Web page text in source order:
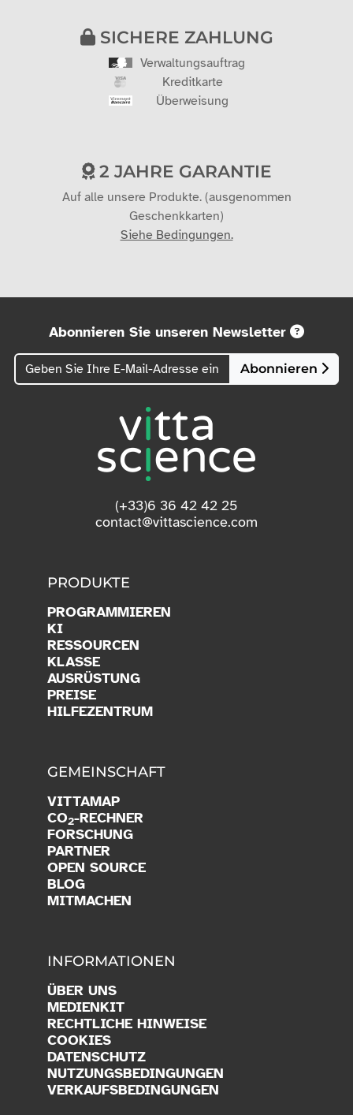
SICHERE ZAHLUNG
Verwaltungsauftrag
Kreditkarte
Überweisung
2 JAHRE GARANTIE
Auf alle unsere Produkte. (ausgenommen
Geschenkkarten)
Siehe Bedingungen.
Abonnieren Sie unseren Newsletter
Abonnieren
(+33)6 36 42 42 25
contact@vittascience.com
PRODUKTE
PROGRAMMIEREN
KI
RESSOURCEN
KLASSE
AUSRÜSTUNG
PREISE
HILFEZENTRUM
GEMEINSCHAFT
VITTAMAP
CO2-RECHNER
FORSCHUNG
PARTNER
OPEN SOURCE
BLOG
MITMACHEN
INFORMATIONEN
ÜBER UNS
MEDIENKIT
RECHTLICHE HINWEISE
COOKIES
DATENSCHUTZ
NUTZUNGSBEDINGUNGEN
VERKAUFSBEDINGUNGEN